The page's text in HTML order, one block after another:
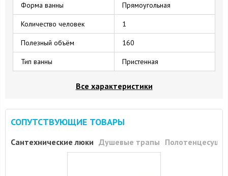
Форма ванны Прямоугольная
Количество человек 1
Полезный объём 160
Тип ванны Пристенная
Все характеристики
СОПУТСТВУЮЩИЕ ТОВАРЫ
Сантехнические люки Душевые трапы